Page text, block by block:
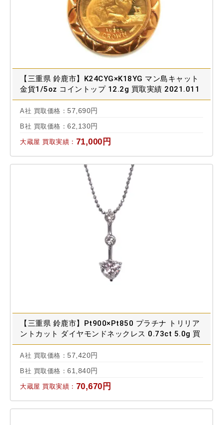
【三重県 鈴鹿市】K24CYG×K18YG マン島キャット
金貨1/5oz コイントップ 12.2g 買取実績 2021.011
A社 買取価格： 57,690円
B社 買取価格： 62,130円
大蔵屋 買取実績： 71,000円
【三重県 鈴鹿市】Pt900×Pt850 プラチナ トリリア
ントカット ダイヤモンドネックレス 0.73ct 5.0g 買
取実績 2026.05
A社 買取価格： 57,420円
B社 買取価格： 61,840円
大蔵屋 買取実績： 70,670円